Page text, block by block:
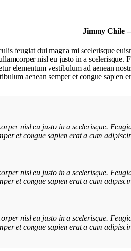
Jimmy Chile
feugiat dui magna mi scelerisque
nisl eu justo in a scelerisque.
elementum vestibulum ad aenean
aenean semper et congue sapien
nisl eu justo in a scelerisque.
et congue sapien erat a cum
nisl eu justo in a scelerisque.
et congue sapien erat a cum
nisl eu justo in a scelerisque.
et congue sapien erat a cum